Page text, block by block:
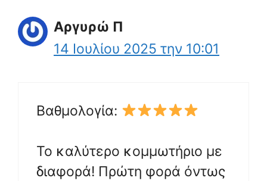
Αργυρώ Π
14 Ιουλίου 2025 την 10:01
Βαθμολογία:
Το καλύτερο κομμωτήριο με
διαφορά! Πρώτη φορά όντως